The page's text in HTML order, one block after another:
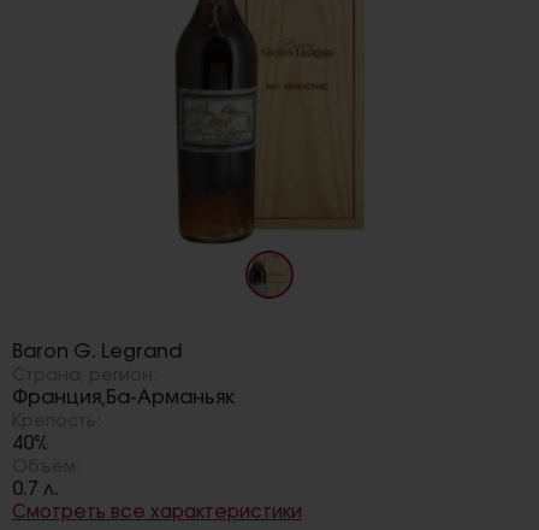
Baron G. Legrand
Франция, Ба-Арманьяк
40%
0.7 л.
Смотреть все характеристики